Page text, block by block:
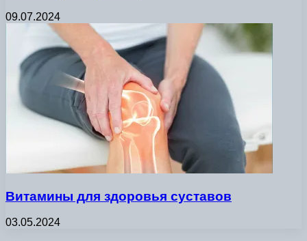
09.07.2024
Витамины для здоровья суставов
03.05.2024